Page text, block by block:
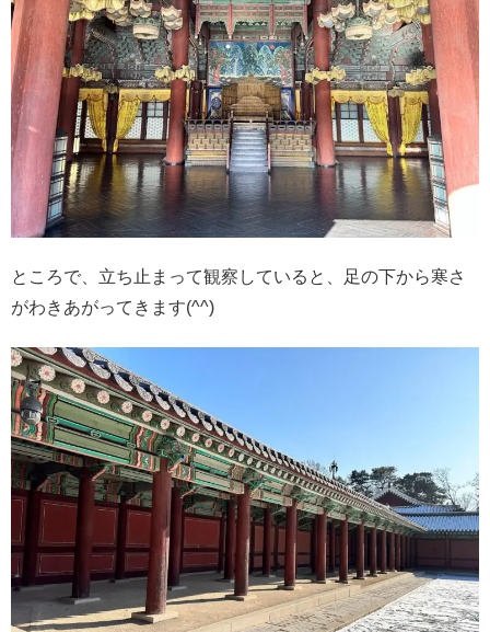
ところで、立ち止まって観察していると、足の下から寒さ
がわきあがってきます(^^)